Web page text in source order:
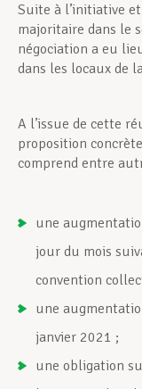
Suite à l’initiative
majoritaire dans le
négociation a eu
dans les locaux de
A l’issue de cette
proposition
comprend entre
une
jour du mois
convention
une
janvier 2021 ;
une obligation